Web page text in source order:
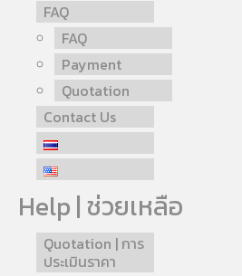
FAQ
FAQ
Payment
Quotation
Contact Us
Help | ช่วยเหลือ
Quotation | การ
ประเมินราคา